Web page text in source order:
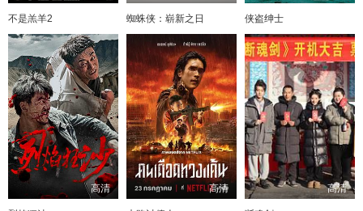
不是羔羊2 蜘蛛侠：崭新之日 侠盗绅士
高清 高清 高清